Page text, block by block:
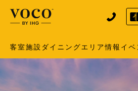
客室施設 ダイニングエリア情報 イベ